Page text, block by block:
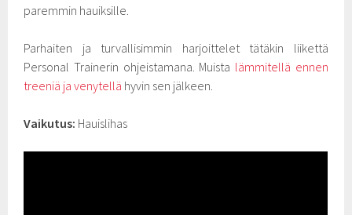
paremmin hauiksille.
Parhaiten ja turvallisimmin harjoittelet tätäkin liikettä
Personal Trainerin ohjeistamana. Muista lämmitellä ennen
treeniä ja venytellä hyvin sen jälkeen.
Vaikutus: Hauislihas